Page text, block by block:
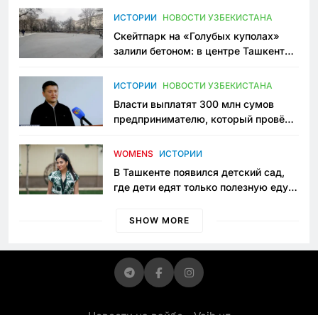
Узбекистане
ИСТОРИИ НОВОСТИ УЗБЕКИСТАНА
Скейтпарк на «Голубых куполах»
залили бетоном: в центре Ташкента
пространство
ИСТОРИИ НОВОСТИ УЗБЕКИСТАНА
Власти выплатят 300 млн сумов
предпринимателю, который провёл
приговору
WOMENS ИСТОРИИ
В Ташкенте появился детский сад,
где дети едят только полезную еду.
просить «кашу без сахара»
SHOW MORE